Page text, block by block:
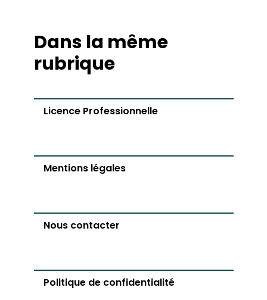
Dans la même
rubrique
Licence Professionnelle
Mentions légales
Nous contacter
Politique de confidentialité